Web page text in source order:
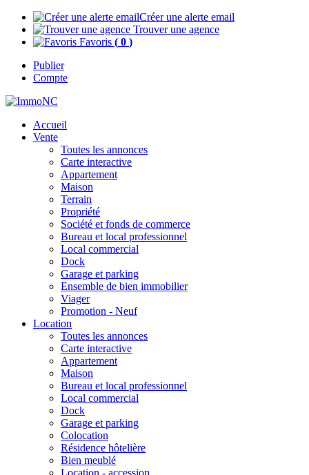
Créer une alerte email
Trouver une agence
Favoris ( 0 )
Publier
Compte
Accueil
Vente
Toutes les annonces
Carte interactive
Appartement
Maison
Terrain
Propriété
Société et fonds de commerce
Bureau et local professionnel
Local commercial
Dock
Garage et parking
Ensemble de bien immobilier
Viager
Promotion - Neuf
Location
Toutes les annonces
Carte interactive
Appartement
Maison
Bureau et local professionnel
Local commercial
Dock
Garage et parking
Colocation
Résidence hôtelière
Bien meublé
Location - accession